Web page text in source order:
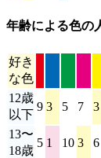
年齢による色の
好き
な色
12歳
以下
9 3 5 7 3
13〜
18歳
5 1 10 3 6